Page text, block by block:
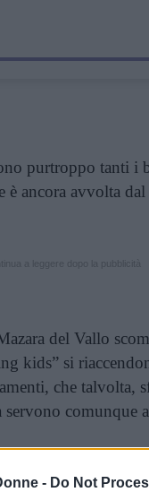
- Do Not
purtroppo tanti i
ancora avvolta dal
del Vallo
kids” si
che talvolta,
comunque
per ritrovare